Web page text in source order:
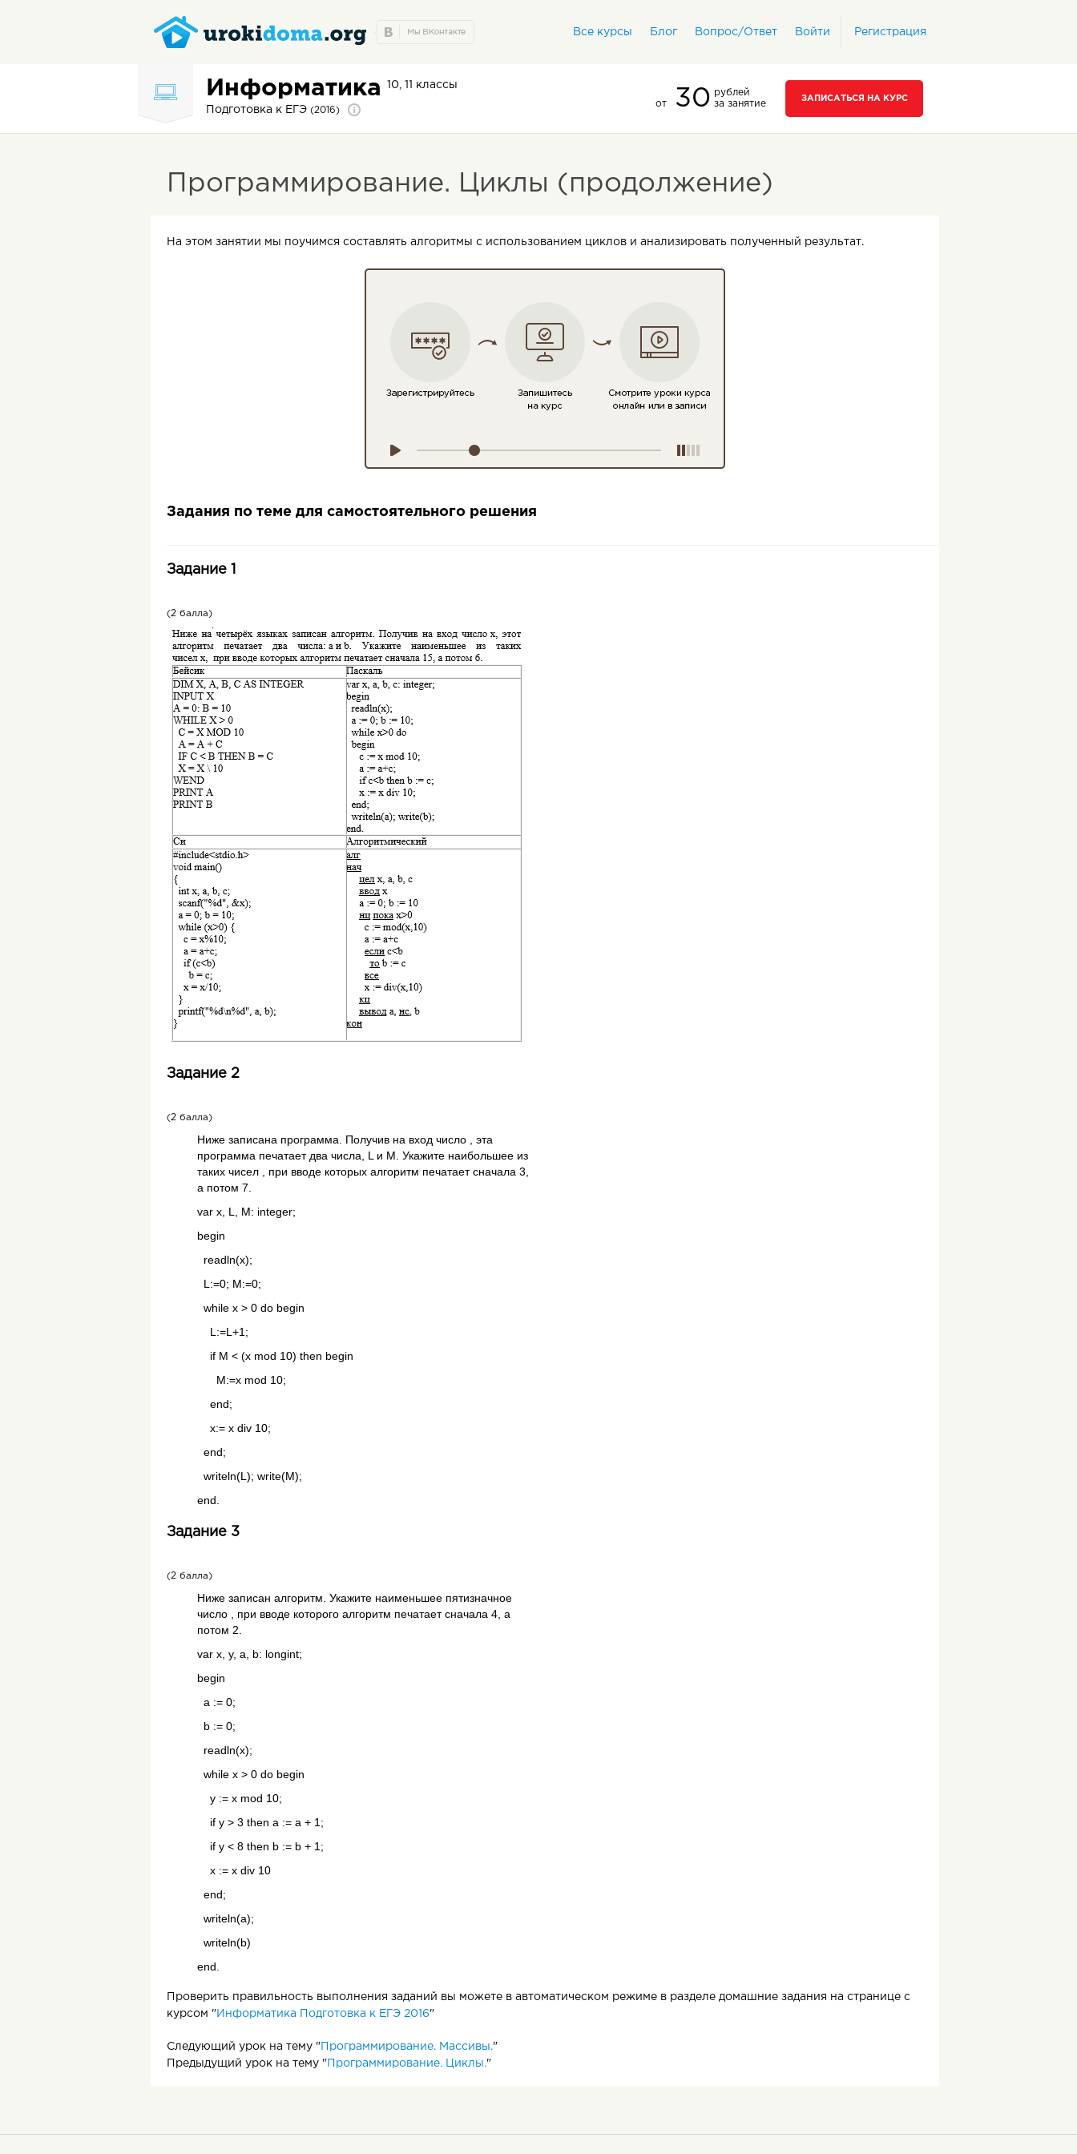
Все курсы Блог Вопрос/Ответ Войти Регистрация
Информатика 10, 11 классы
Подготовка к ЕГЭ (2016)
от 30 рублей
за занятие
ЗАПИСАТЬСЯ НА КУРС
Программирование. Циклы (продолжение)
На этом занятии мы поучимся составлять алгоритмы с использованием циклов и анализировать полученный результат.
Задания по теме для самостоятельного решения
Задание 1
(2 балла)
Задание 2
(2 балла)
Ниже записана программа. Получив на вход число , эта
программа печатает два числа, L и M. Укажите наибольшее из
таких чисел , при вводе которых алгоритм печатает сначала 3,
а потом 7.
var x, L, M: integer;
begin
readln(x);
L:=0; M:=0;
while x > 0 do begin
L:=L+1;
if M < (x mod 10) then begin
M:=x mod 10;
end;
x:= x div 10;
end;
writeln(L); write(M);
end.
Задание 3
(2 балла)
Ниже записан алгоритм. Укажите наименьшее пятизначное
число , при вводе которого алгоритм печатает сначала 4, а
потом 2.
var x, y, a, b: longint;
begin
a := 0;
b := 0;
readln(x);
while x > 0 do begin
y := x mod 10;
if y > 3 then a := a + 1;
if y < 8 then b := b + 1;
x := x div 10
end;
writeln(a);
writeln(b)
end.
Проверить правильность выполнения заданий вы можете в автоматическом режиме в разделе домашние задания на странице с
курсом " Информатика Подготовка к ЕГЭ 2016"
Следующий урок на тему " Программирование. Массивы."
Предыдущий урок на тему " Программирование. Циклы."